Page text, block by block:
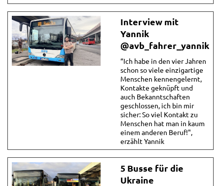
Interview mit
Yannik
@avb_fahrer_yannik
“Ich habe in den vier Jahren
schon so viele einzigartige
Menschen kennengelernt,
Kontakte geknüpft und
auch Bekanntschaften
geschlossen, ich bin mir
sicher: So viel Kontakt zu
Menschen hat man in kaum
einem anderen Beruf!",
erzählt Yannik
5 Busse für die
Ukraine